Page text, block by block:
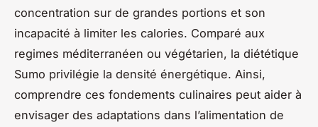
concentration sur de grandes portions et son
incapacité à limiter les calories. Comparé aux
regimes méditerranéen ou végétarien, la diététique
Sumo privilégie la densité énergétique. Ainsi,
comprendre ces fondements culinaires peut aider à
envisager des adaptations dans l’alimentation de